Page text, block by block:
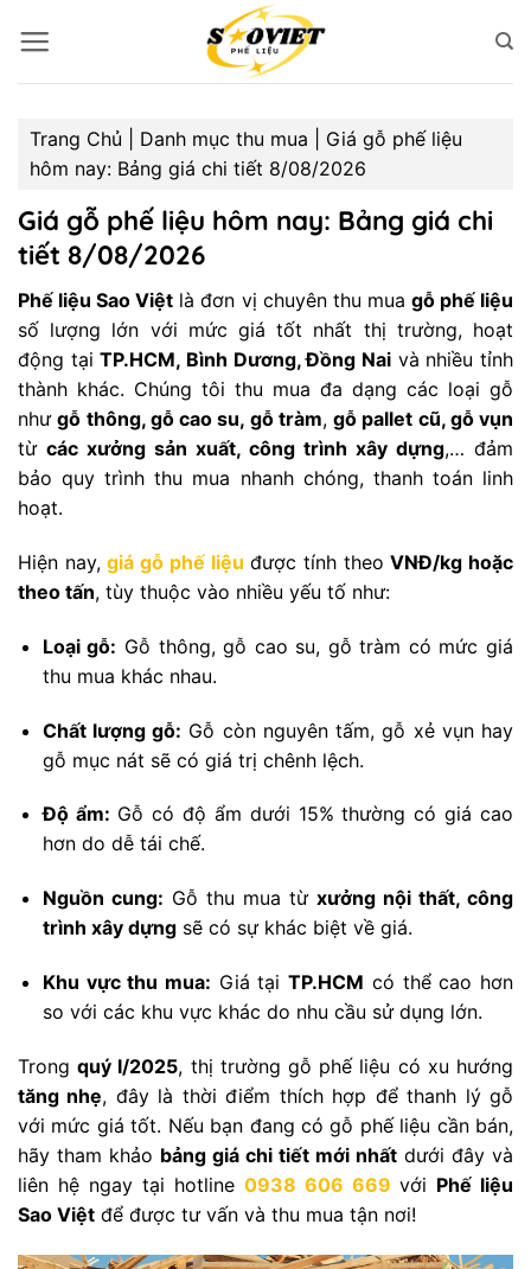
qua
Trang Chủ
Danh mục thu mua
Giá gỗ phế liệu
hôm nay: Bảng giá chi tiết 8/08/2026
Giá gỗ phế liệu hôm nay: Bảng giá chi
tiết 8/08/2026
Phế liệu Sao Việt là đơn vị chuyên thu mua gỗ phế liệu
số lượng lớn với mức giá tốt nhất thị trường, hoạt
động tạiTP.HCM, Bình Dương, Đồng Nai và nhiều tỉnh
thành khác. Chúng tôi thu mua đa dạng các loại gỗ
nhưgỗ thông, gỗ cao su, gỗ tràm, gỗ pallet cũ, gỗ vụn
từ các xưởng sản xuất, công trình xây dựng,… đảm
bảo quy trình thu mua nhanh chóng, thanh toán linh
hoạt.
Hiện nay,giá gỗ phế liệu được tính theoVNĐ/kg hoặc
theo tấn, tùy thuộc vào nhiều yếu tố như:
Loại gỗ: Gỗ thông, gỗ cao su, gỗ tràm có mức giá
thu mua khác nhau.
Chất lượng gỗ: Gỗ còn nguyên tấm, gỗ xẻ vụn hay
gỗ mục nát sẽ có giá trị chênh lệch.
Độ ẩm: Gỗ có độ ẩm dưới 15% thường có giá cao
hơn do dễ tái chế.
Nguồn cung: Gỗ thu mua từ xưởng nội thất, công
trình xây dựngsẽ có sự khác biệt về giá.
Khu vực thu mua: Giá tạiTP.HCM có thể cao hơn
so với các khu vực khác do nhu cầu sử dụng lớn.
Trongquý I/2025, thị trường gỗ phế liệu có xu hướng
tăng nhẹ, đây là thời điểm thích hợp để thanh lý gỗ
với mức giá tốt. Nếu bạn đang có gỗ phế liệu cần bán,
hãy tham khảo bảng giá chi tiết mới nhất dưới đây và
liên hệ ngay tại hotline 0938 606 669 với Phế liệu
Sao Việt để được tư vấn và thu mua tận nơi!